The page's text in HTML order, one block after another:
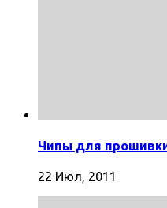
Чипы для прошивки
22 Июл, 2011